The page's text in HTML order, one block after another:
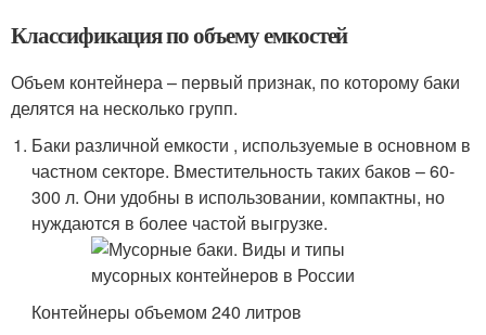
Классификация по объему емкостей
Объем контейнера – первый признак, по которому баки
делятся на несколько групп.
Баки различной емкости , используемые в основном в
частном секторе. Вместительность таких баков – 60-
300 л. Они удобны в использовании, компактны, но
нуждаются в более частой выгрузке.
Контейнеры объемом 240 литров